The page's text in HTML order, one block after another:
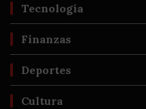
Tecnología
Finanzas
Deportes
Cultura